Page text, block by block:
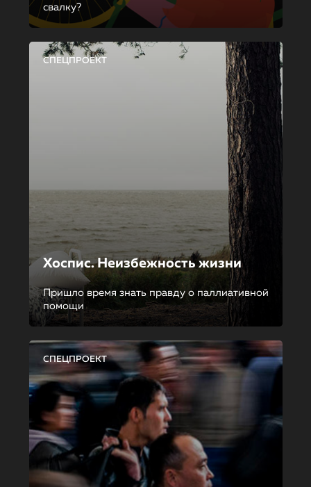
свалку?
СПЕЦПРОЕКТ
Хоспис. Неизбежность жизни
Пришло время знать правду о паллиативной
помощи
СПЕЦПРОЕКТ